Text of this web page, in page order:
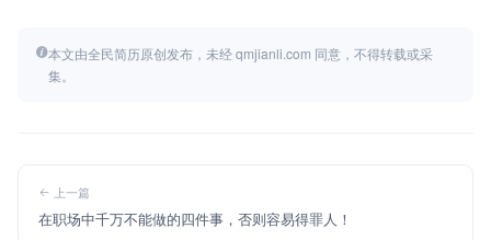
本文由全民简历原创发布，未经 qmjianli.com 同意，不得转载或采
集。
上一篇
在职场中千万不能做的四件事，否则容易得罪人！